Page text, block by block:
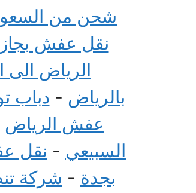
شحن من
نقل عفش
الرياض الى
بالرياض - دباب
عفش الرياض
السبيعي - نقل
بجدة - شركة